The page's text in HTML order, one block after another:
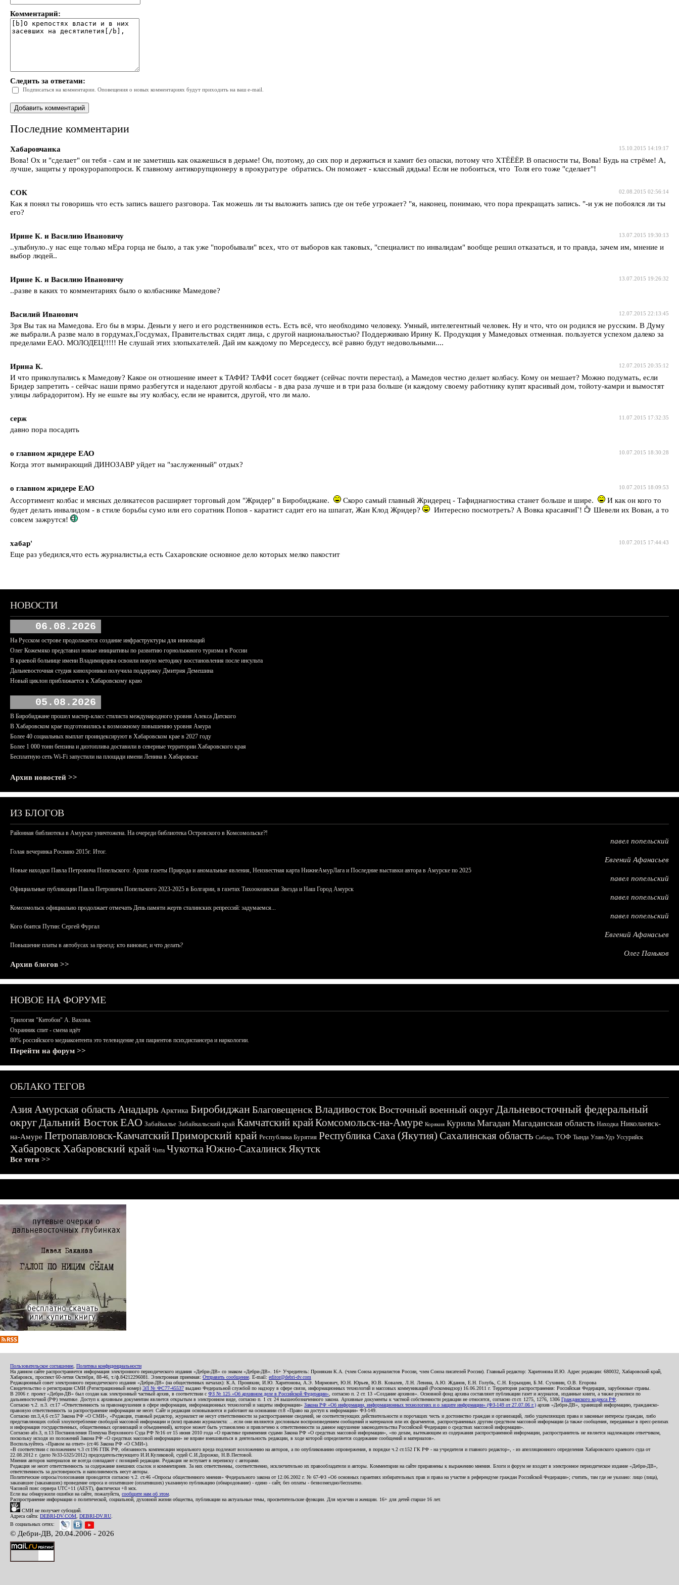
Комментарий:
Следить за ответами:
Подписаться на комментарии. Оповещения о новых комментариях будут приходить на ваш e-mail.
Последние комментарии
15.10.2015 14:19:17
Хабаровчанка
Вова! Ох и "сделает" он тебя - сам и не заметишь как окажешься в дерьме! Он, поэтому, до сих пор и держиться и хамит без опаски, потому что ХТЁЁЁР. В опасности ты, Вова! Будь на стрёме! А,
лучше, защиты у прокурорапопроси. К главному антикорупционеру в прокуратуре обратись. Он поможет - классный дядька! Если не побоиться, что Толя его тоже "сделает"!
02.08.2015 02:56:14
СОК
Как я понял ты говоришь что есть запись вашего разговора. Так можешь ли ты выложить запись где он тебе угрожает? "я, наконец, понимаю, что пора прекращать запись. "-и уж не побоялся ли ты
его?
13.07.2015 19:30:13
Ирине К. и Василию Ивановичу
..улыбнуло..у нас еще только мЕра горца не было, а так уже "поробывали" всех, что от выборов как таковых, "специалист по инвалидам" вообще решил отказаться, и то правда, зачем им, мнение и
выбор людей..
13.07.2015 19:26:32
Ирине К. и Василию Ивановичу
..разве в каких то комментариях было о колбаснике Мамедове?
12.07.2015 22:13:45
Василий Иванович
Зря Вы так на Мамедова. Его бы в мэры. Деньги у него и его родственников есть. Есть всё, что необходимо человеку. Умный, интелегентный человек. Ну и что, что он родился не русским. В Думу
же выбрали.А разве мало в гордумах,Госдумах, Правительствах сидят лица, с другой национальностью? Поддерживаю Ирину К. Продукция у Мамедовых отменная. пользуется успехом далеко за
пределами ЕАО. МОЛОДЕЦ!!!!! Не слушай этих злопыхателей. Дай им каждому по Мерседессу, всё равно будут недовольными....
12.07.2015 20:35:12
Ирина К.
И что приколупались к Мамедову? Какое он отношение имеет к ТАФИ? ТАФИ сосет бюджет (сейчас почти перестал), а Мамедов честно делает колбасу. Кому он мешает? Можно подумать, если
Бридер запретить - сейчас наши прямо разбегутся и наделают другой колбасы - в два раза лучше и в три раза больше (и каждому своему работнику купят красивый дом, тойоту-камри и вымостят
улицы лабрадоритом). Ну не ешьте вы эту колбасу, если не нравится, другой, что ли мало.
11.07.2015 17:32:35
серж
давно пора посадить
10.07.2015 18:30:28
о главном жридере ЕАО
Когда этот вымирающий ДИНОЗАВР уйдет на "заслуженный" отдых?
10.07.2015 18:09:53
о главном жридере ЕАО
Ассортимент колбас и мясных деликатесов расширяет торговый дом "Жридер" в Биробиджане.
Скоро самый главный Жридерец - Тафидиагностика станет больше и шире.
И как он кого то
будет делать инвалидом - в стиле борьбы сумо или его соратник Попов - каратист садит его на шпагат, Жан Клод Жридер?
Интересно посмотреть? А Вовка красавчиГ!
Шевели их Вован, а то
совсем зажрутся!
10.07.2015 17:44:43
хабар'
Еще раз убедился,что есть журналисты,а есть Сахаровские основное дело которых мелко пакостит
НОВОСТИ
06.08.2026
На Русском острове продолжается создание инфраструктуры для инноваций
Олег Кожемяко представил новые инициативы по развитию горнолыжного туризма в России
В краевой больнице имени Владимирцева освоили новую методику восстановления после инсульта
Дальневосточная студия кинохроники получила поддержку Дмитрия Демешина
Новый циклон приближается к Хабаровскому краю
05.08.2026
В Биробиджане прошел мастер-класс стилиста международного уровня Алекса Датского
В Хабаровском крае подготовились к возможному повышению уровня Амура
Более 40 социальных выплат проиндексируют в Хабаровском крае в 2027 году
Более 1 000 тонн бензина и дизтоплива доставили в северные территории Хабаровского края
Бесплатную сеть Wi-Fi запустили на площади имени Ленина в Хабаровске
Архив новостей >>
ИЗ БЛОГОВ
Районная библиотека в Амурске уничтожена. На очереди библиотека Островского в Комсомольске?!
павел попельский
Голая вечеринка Роснано 2015г. Итог.
Евгений Афанасьев
Новые находки Павла Петровича Попельского: Архив газеты Природа и аномальные явления, Неизвестная карта НижнеАмурЛага и Последние выставки автора в Амурске по 2025
павел попельский
Официальные публикации Павла Петровича Попельского 2023-2025 в Болгарии, в газетах Тихоокеанская Звезда и Наш Город Амурск
павел попельский
Комсомольск официально продолжает отмечать День памяти жертв сталинских репрессий: задумаемся...
павел попельский
Кого боится Путин: Сергей Фургал
Евгений Афанасьев
Повышение платы в автобусах за проезд: кто виноват, и что делать?
Олег Паньков
Архив блогов >>
НОВОЕ НА ФОРУМЕ
Трилогия "Китобои" А. Вахова.
Охранник спит - смена идёт
80% российского медиаконтента это телевидение для пациентов психдиспансера и наркологии.
Перейти на форум >>
ОБЛАКО ТЕГОВ
АзияАмурская область Анадырь Арктика БиробиджанБлаговещенскВладивостокВосточный военный округДальневосточный федеральный
округДальний ВостокЕАО Забайкалье Забайкальский край Камчатский крайКомсомольск-на-Амуре Корякия Курилы Магадан Магаданская область Находка Николаевск-
на-Амуре Петропавловск-КамчатскийПриморский край Республика Бурятия Республика Саха (Якутия) Сахалинская область Сибирь ТОФ Тында Улан-Удэ Уссурийск
ХабаровскХабаровский край Чита ЧукоткаЮжно-СахалинскЯкутск
Все теги >>
Пользовательское соглашение Политика конфиденциальности
На данном сайте распространяется информация электронного периодического издания «Дебри-ДВ» со знаком «Дебри-ДВ». 16+ Учредитель: Пронякин К.А. (член Союза журналистов России, член Союза писателей России). Главный редактор: Харитонова И.Ю. Адрес редакции: 680032, Хабаровский край,
Хабаровск, проспект 60-летия Октября, 88-46, т./ф.84212296081. Электронная приемная: Отправить сообщение . E-mail: editor@debri-dv.com
Редакционный совет электронного периодического издания «Дебри-ДВ» (на общественных началах): К.А. Пронякин, И.Ю. Харитонова, А.Э. Мирмович, Ю.Н. Юрьев, Ю.В. Ковалев, Л.Н. Левина, А.Ю. Жданов, Е.Н. Голубь, С.Н. Бурындин, Б.М. Сухинин, О.В. Егорова
Свидетельство о регистрации СМИ (Регистрационный номер) ЭЛ № ФС77-45537 выдано Федеральной службой по надзору в сфере связи, информационных технологий и массовых коммуникаций (Роскомнадзор) 16.06.2011 г. Территория распространения: Российская Федерация, зарубежные страны.
В 2006 г. проект «Дебри-ДВ» был создан как электронный частный архив, в соответствии с ФЗ № 125 «Об архивном деле в Российской Федерации» , согласно п. 2 ст. 13 «Создание архивов». Основной фонд архива составляют публикации газет и журналов, изданные книги, а также рукописи по
дальневосточной (РФ) тематике. Доступ к архивным документам является открытым в электронном виде, согласно п. 1 ст. 24 вышеобозначенного закона. Архивные документы к частной собственности редакции не относятся, согласно ст.ст. 1275, 1276, 1306 Гражданского кодекса РФ
Согласно ч.2. п.3. ст.17 «Ответственность за правонарушения в сфере информации, информационных технологий и защиты информации» Закона РФ «Об информации, информационных технологиях и о защите информации» (ФЗ-149 от 27.07.06 г.) архив «Дебри-ДВ», хранящий информацию, гражданско-
правовую ответственность за распространение информации не несет. Сайт и редакция основываются и работают на основании ст.8 «Право на доступ к информации» ФЗ-149.
Согласно пп.3,4,6 ст.57 Закона РФ «О СМИ», «Редакция, главный редактор, журналист не несут ответственности за распространение сведений, не соответствующих действительности и порочащих честь и достоинство граждан и организаций, либо ущемляющих права и законные интересы граждан, либо
представляющих собой злоупотребление свободой массовой информации и (или) правами журналиста: ...если они являются дословным воспроизведением сообщений и материалов или их фрагментов, распространенных другим средством массовой информации (а также сообщения, переданные в пресс-релизах
и информация государственных, общественных организаций и объединений), которое может быть установлено и привлечено к ответственности за данное нарушение законодательства Российской Федерации о средствах массовой информации».
Согласно абз.3, п.13 Постановления Пленума Верховного Суда РФ №16 от 15 июня 2010 года «О практике применения судами Закона РФ «О средствах массовой информации», «по делам, вытекающим из содержания распространенной информации, распространитель не является надлежащим ответчиком,
поскольку исходя из положений Закона РФ «О средствах массовой информации» не вправе вмешиваться в деятельность редакции, в ходе которой определяется содержание сообщений и материалов».
Воспользуйтесь «Правом на ответ» (ст.46 Закона РФ «О СМИ»).
«В соответствии с положением ч.3 ст.196 ГПК РФ, обязанность компенсации морального вреда подлежит возложению на авторов, а по опубликованию опровержения, в порядке ч.2 ст.152 ГК РФ - на учредителя и главного редактор», - из апелляционного определения Хабаровского краевого суда от
22.08.2012 г. (дело №33-5325/2012) председательствующего И.И.Куликовой, судей С.И.Дорожко, Н.В.Пестовой.
Мнения авторов материалов не всегда совпадают с позицией редакции. Редакция не вступает в переписку с авторами.
Редакция не несет ответственность за содержание внешних ссылок и комментариев. За них ответственны, соответственно, исключительно их правообладатели и авторы. Комментарии на сайте приравнены к выражению мнения. Блоги и форум не входят в электронное периодическое издание «Дебри-ДВ»,
ответственность за достоверность и наполняемость несут авторы.
Политические опросы/голосования проводятся согласно ч.2. ст.46 «Опросы общественного мнения» Федерального закона от 12.06.2002 г. № 67-ФЗ «Об основных гарантиях избирательных прав и права на участие в референдуме граждан Российской Федерации»; считать, там где не указано: лицо (лица),
заказавшее (заказавших) проведение опроса и оплатившее (оплативших) указанную публикацию (обнародование) - едино - сайт, без оплаты - безвозмездно/бесплатно.
Часовой пояс сервера UTC+11 (AEST), фактически +8 мск.
Если вы обнаружили ошибки на сайте, пожалуйста, сообщите нам об этом
Распространение информации о политической, социальной, духовной жизни общества, публикации на актуальные темы, просветительские функции. Для мужчин и женщин. 16+ для детей старше 16 лет.
СМИ не получает субсидий.
Адреса сайта: DEBRI-DV.COM DEBRI-DV.RU
В социальных сетях:
© Дебри-ДВ, 20.04.2006 - 2026